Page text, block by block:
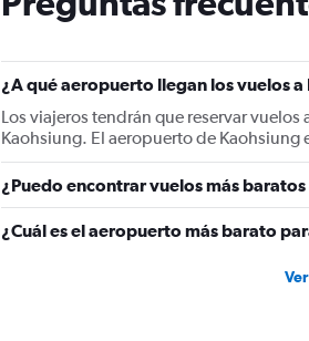
has
axis
displaying
values.
Range:
0
to
¿A qué aeropuerto llegan los vuelos a
Los viajeros tendrán que reservar
Kaohsiung. El aeropuerto de
¿Puedo encontrar vuelos más
¿Cuál es el aeropuerto más barato